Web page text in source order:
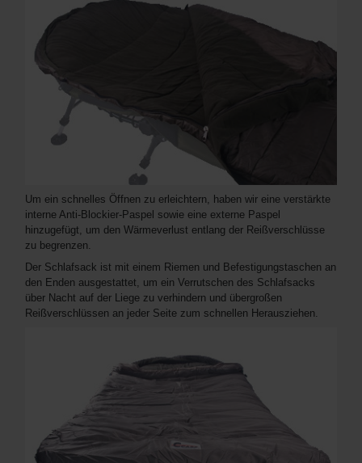
Um ein schnelles Öffnen zu erleichtern, haben wir eine verstärkte
interne Anti-Blockier-Paspel sowie eine externe Paspel
hinzugefügt, um den Wärmeverlust entlang der Reißverschlüsse
zu begrenzen.
Der Schlafsack ist mit einem Riemen und Befestigungstaschen an
den Enden ausgestattet, um ein Verrutschen des Schlafsacks
über Nacht auf der Liege zu verhindern und übergroßen
Reißverschlüssen an jeder Seite zum schnellen Herausziehen.